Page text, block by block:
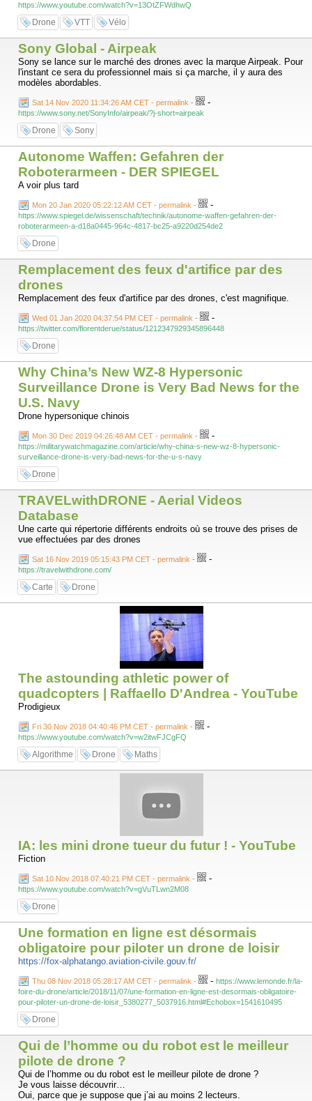
https://www.youtube.com/watch?v=13OtZFWdhwQ
Drone VTT Vélo
Sony Global - Airpeak
Sony se lance sur le marché des drones avec la marque Airpeak. Pour
l'instant ce sera du professionnel mais si ça marche, il y aura des
modèles abordables.
Sat 14 Nov 2020 11:34:26 AM CET - permalink - -
https://www.sony.net/SonyInfo/airpeak/?j-short=airpeak
Drone Sony
Autonome Waffen: Gefahren der
Roboterarmeen - DER SPIEGEL
A voir plus tard
Mon 20 Jan 2020 05:22:12 AM CET - permalink - -
https://www.spiegel.de/wissenschaft/technik/autonome-waffen-gefahren-der-
roboterarmeen-a-d18a0445-964c-4817-bc25-a9220d254de2
Drone
Remplacement des feux d'artifice par des
drones
Remplacement des feux d'artifice par des drones, c'est magnifique.
Wed 01 Jan 2020 04:37:54 PM CET - permalink - -
https://twitter.com/florentderue/status/1212347929345896448
Drone
Why China’s New WZ-8 Hypersonic
Surveillance Drone is Very Bad News for the
U.S. Navy
Drone hypersonique chinois
Mon 30 Dec 2019 04:26:48 AM CET - permalink - -
https://militarywatchmagazine.com/article/why-china-s-new-wz-8-hypersonic-
surveillance-drone-is-very-bad-news-for-the-u-s-navy
Drone
TRAVELwithDRONE - Aerial Videos
Database
Une carte qui répertorie différents endroits où se trouve des prises de
vue effectuées par des drones
Sat 16 Nov 2019 05:15:43 PM CET - permalink - -
https://travelwithdrone.com/
Carte Drone
The astounding athletic power of
quadcopters | Raffaello D'Andrea - YouTube
Prodigieux
Fri 30 Nov 2018 04:40:46 PM CET - permalink - -
https://www.youtube.com/watch?v=w2itwFJCgFQ
Algorithme Drone Maths
IA: les mini drone tueur du futur ! - YouTube
Fiction
Sat 10 Nov 2018 07:40:21 PM CET - permalink - -
https://www.youtube.com/watch?v=gVuTLwn2M08
Drone
Une formation en ligne est désormais
obligatoire pour piloter un drone de loisir
https://fox-alphatango.aviation-civile.gouv.fr/
Thu 08 Nov 2018 05:28:17 AM CET - permalink - - https://www.lemonde.fr/la-
foire-du-drone/article/2018/11/07/une-formation-en-ligne-est-desormais-obligatoire-
pour-piloter-un-drone-de-loisir_5380277_5037916.html#Echobox=1541610495
Drone
Qui de l’homme ou du robot est le meilleur
pilote de drone ?
Qui de l’homme ou du robot est le meilleur pilote de drone ?
Je vous laisse découvrir…
Oui, parce que je suppose que j’ai au moins 2 lecteurs.